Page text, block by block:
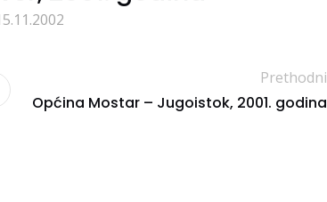
Prethodni
Općina Mostar – Jugoistok, 2001. godina